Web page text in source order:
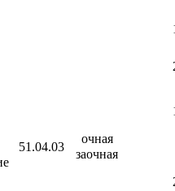
51.04.03
очная
заочная